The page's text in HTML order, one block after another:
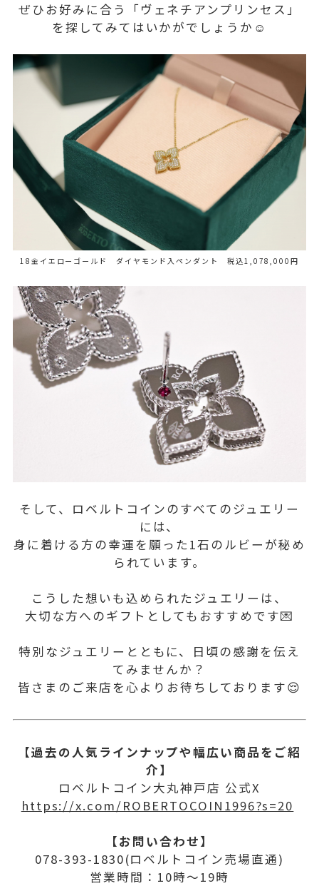
ぜひお好みに合う「ヴェネチアンプリンセス」
を探してみてはいかがでしょうか☺️
18金イエローゴールド ダイヤモンド入ペンダント 税込1,078,000円
そして、ロベルトコインのすべてのジュエリー
には、
身に着ける方の幸運を願った1石のルビーが秘め
られています。
こうした想いも込められたジュエリーは、
大切な方へのギフトとしてもおすすめです💌
特別なジュエリーとともに、日頃の感謝を伝え
てみませんか？
皆さまのご来店を心よりお待ちしております😌
【過去の人気ラインナップや幅広い商品をご紹
介】
ロベルトコイン大丸神戸店 公式X
https://x.com/ROBERTOCOIN1996?s=20
【お問い合わせ】
078-393-1830(ロベルトコイン売場直通)
営業時間：10時～19時